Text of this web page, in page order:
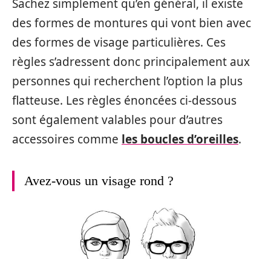
Sachez simplement qu’en général, il existe
des formes de montures qui vont bien avec
des formes de visage particulières. Ces
règles s’adressent donc principalement aux
personnes qui recherchent l’option la plus
flatteuse. Les règles énoncées ci-dessous
sont également valables pour d’autres
accessoires comme les boucles d’oreilles.
Avez-vous un visage rond ?